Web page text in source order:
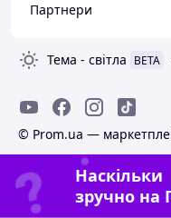
Партнери
Тема - світла BETA
© Prom.ua —
Наскільки
зручно на